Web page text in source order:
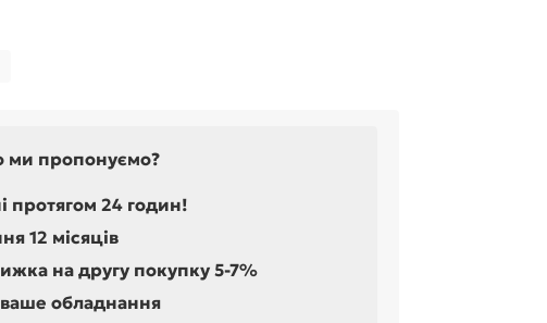
пропонуємо?
протягом 24 годин!
12 місяців
на другу покупку 5-7%
обладнання